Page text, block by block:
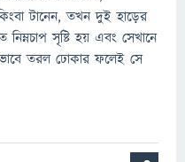
টানেন, তখন দুই হাড়ের
সৃষ্টি হয় এবং সেখানে
তরল ঢোকার ফলেই সে